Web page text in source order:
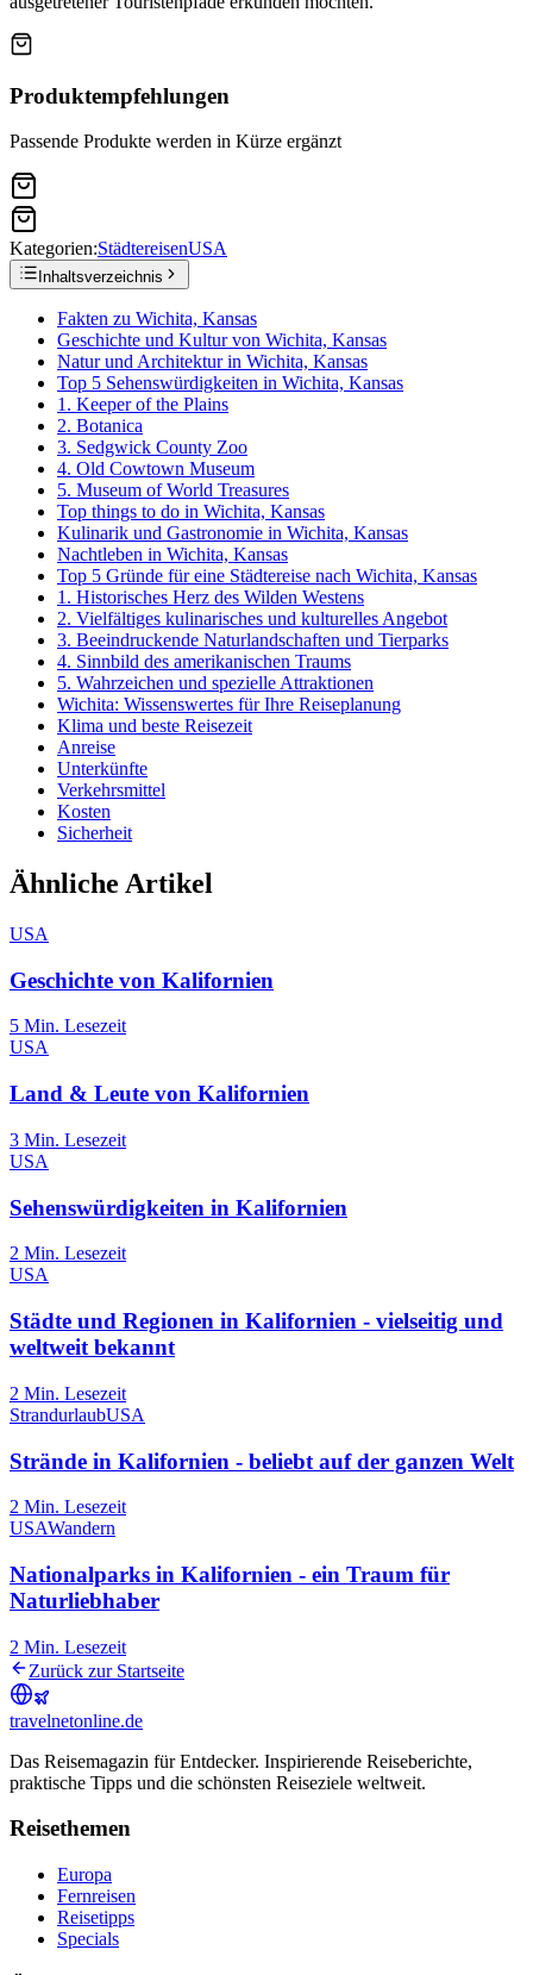
Produktempfehlungen
Passende Produkte werden in Kürze ergänzt
Kategorien:StädtereisenUSA
Inhaltsverzeichnis
Fakten zu Wichita, Kansas
Geschichte und Kultur von Wichita, Kansas
Natur und Architektur in Wichita, Kansas
Top 5 Sehenswürdigkeiten in Wichita, Kansas
1. Keeper of the Plains
2. Botanica
3. Sedgwick County Zoo
4. Old Cowtown Museum
5. Museum of World Treasures
Top things to do in Wichita, Kansas
Kulinarik und Gastronomie in Wichita, Kansas
Nachtleben in Wichita, Kansas
Top 5 Gründe für eine Städtereise nach Wichita, Kansas
1. Historisches Herz des Wilden Westens
2. Vielfältiges kulinarisches und kulturelles Angebot
3. Beeindruckende Naturlandschaften und Tierparks
4. Sinnbild des amerikanischen Traums
5. Wahrzeichen und spezielle Attraktionen
Wichita: Wissenswertes für Ihre Reiseplanung
Klima und beste Reisezeit
Anreise
Unterkünfte
Verkehrsmittel
Kosten
Sicherheit
Ähnliche Artikel
USA
Geschichte von Kalifornien
5 Min. Lesezeit
USA
Land & Leute von Kalifornien
3 Min. Lesezeit
USA
Sehenswürdigkeiten in Kalifornien
2 Min. Lesezeit
USA
Städte und Regionen in Kalifornien - vielseitig und
weltweit bekannt
2 Min. Lesezeit
StrandurlaubUSA
Strände in Kalifornien - beliebt auf der ganzen Welt
2 Min. Lesezeit
USAWandern
Nationalparks in Kalifornien - ein Traum für
Naturliebhaber
2 Min. Lesezeit
Zurück zur Startseite
travelnetonline.de
Das Reisemagazin für Entdecker. Inspirierende Reiseberichte,
praktische Tipps und die schönsten Reiseziele weltweit.
Reisethemen
Europa
Fernreisen
Reisetipps
Specials